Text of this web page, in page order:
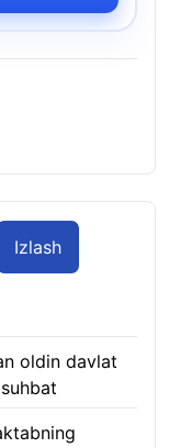
Izlash
oldin davlat